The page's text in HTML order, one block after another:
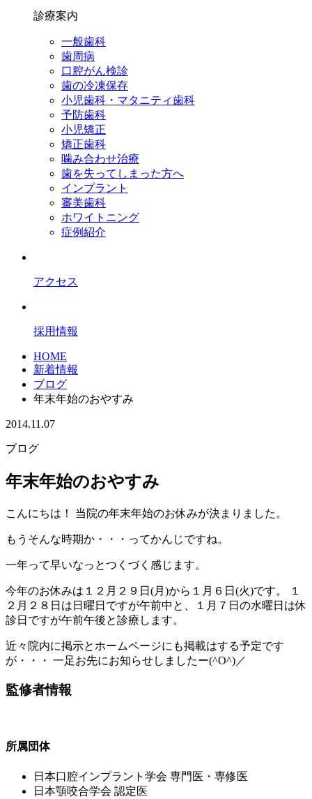
診療案内
一般歯科
歯周病
口腔がん検診
歯の冷凍保存
小児歯科・マタニティ歯科
予防歯科
小児矯正
矯正歯科
噛み合わせ治療
歯を失ってしまった方へ
インプラント
審美歯科
ホワイトニング
症例紹介
アクセス
採用情報
HOME
新着情報
ブログ
年末年始のおやすみ
2014.11.07
ブログ
年末年始のおやすみ
こんにちは！ 当院の年末年始のお休みが決まりました。
もうそんな時期か・・・ってかんじですね。
一年って早いなっとつくづく感じます。
今年のお休みは１２月２９日(月)から１月６日(火)です。 １
２月２８日は日曜日ですが午前中と、１月７日の水曜日は休
診日ですが午前午後と診療します。
近々院内に掲示とホームページにも掲載はする予定です
が・・・ 一足お先にお知らせしましたー(^O^)／
監修者情報
所属団体
⽇本⼝腔インプラント学会 専⾨医・専修医
⽇本顎咬合学会 認定医